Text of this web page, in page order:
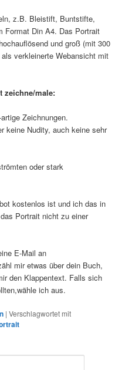
z.B. Bleistift, Buntstifte,
Format Din A4. Das Portrait
und groß (mit 300
verkleinerte Webansicht mit
zeichne/male:
Zeichnungen.
keine Nudity, auch keine sehr
oder stark
kostenlos ist und ich das in
Portrait nicht zu einer
E-Mail an
mir etwas über dein Buch,
den Klappentext. Falls sich
ich aus.
|Verschlagwortet mit